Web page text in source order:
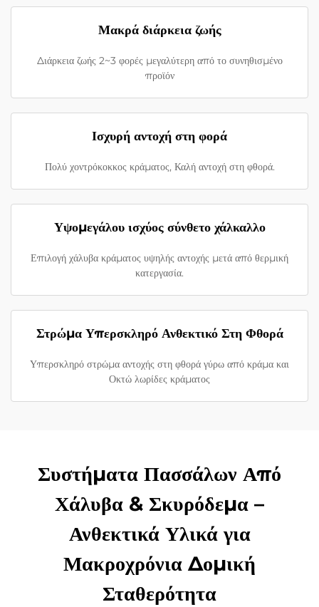
Μακρά διάρκεια ζωής
Διάρκεια ζωής 2~3 φορές μεγαλύτερη από το συνηθισμένο
προϊόν
Ισχυρή αντοχή στη φορά
Πολύ χοντρόκοκκος κράματος, Καλή αντοχή στη φθορά.
Υψομεγάλου ισχύος σύνθετο χάλκαλλο
Επιλογή χάλυβα κράματος υψηλής αντοχής μετά από θερμική
κατεργασία.
Στρώμα Υπερσκληρό Ανθεκτικό Στη Φθορά
Υπερσκληρό στρώμα αντοχής στη φθορά γύρω από κράμα και
Οκτώ λωρίδες κράματος
Συστήματα Πασσάλων Από
Χάλυβα & Σκυρόδεμα –
Ανθεκτικά Υλικά για
Μακροχρόνια Δομική
Σταθερότητα